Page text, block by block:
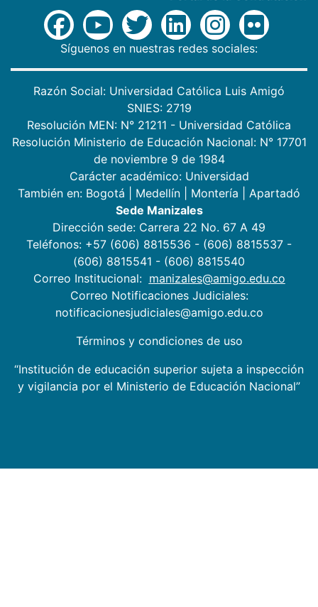
Síguenos en nuestras redes sociales:
Razón Social: Universidad Católica Luis Amigó
SNIES: 2719
Resolución MEN: N° 21211 - Universidad Católica
Resolución Ministerio de Educación Nacional: N° 17701
de noviembre 9 de 1984
Carácter académico: Universidad
También en: Bogotá Medellín Montería
Apartadó
Sede Manizales
Dirección sede: Carrera 22 No. 67 A 49
Teléfonos: +57 (606) 8815536 - (606) 8815537 -
(606) 8815541 - (606) 8815540
Correo Institucional: manizales@amigo.edu.co
Correo Notificaciones Judiciales:
notificacionesjudiciales@amigo.edu.co
Términos y condiciones de uso
“Institución de educación superior sujeta a inspección
y vigilancia por el Ministerio de Educación Nacional”